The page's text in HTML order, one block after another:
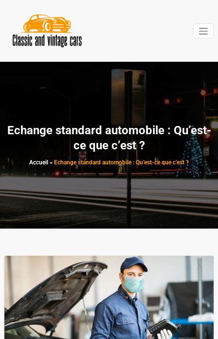
Classic and
vintage cars
Echange standard automobile : Qu’est-
ce que c’est ?
Accueil » Echange standard automobile : Qu’est-ce que c’est ?